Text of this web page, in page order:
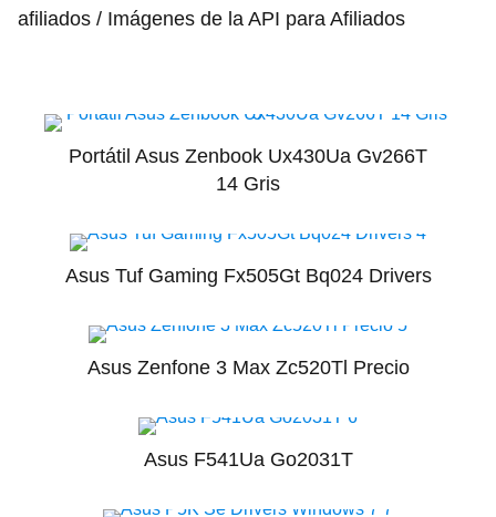
afiliados / Imágenes de la API para Afiliados
Portátil Asus Zenbook Ux430Ua Gv266T
14 Gris
Asus Tuf Gaming Fx505Gt Bq024 Drivers
Asus Zenfone 3 Max Zc520Tl Precio
Asus F541Ua Go2031T